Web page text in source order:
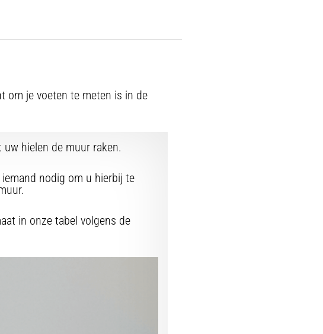
om je voeten te meten is in de
hielen de muur raken.
nodig om u hierbij te
in onze tabel volgens de